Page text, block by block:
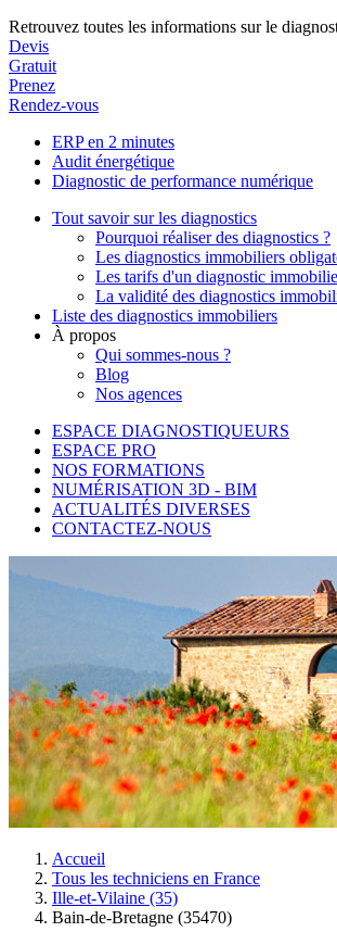
Retrouvez toutes les informations sur le
Devis
Gratuit
Prenez
Rendez-vous
ERP en 2 minutes
Audit énergétique
Diagnostic de performance numérique
Tout savoir sur les diagnostics
Pourquoi réaliser des diagnostics ?
Les diagnostics immobiliers
Les tarifs d'un diagnostic
La validité des diagnostics
Liste des diagnostics immobiliers
À propos
Qui sommes-nous ?
Blog
Nos agences
ESPACE DIAGNOSTIQUEURS
ESPACE PRO
NOS FORMATIONS
NUMÉRISATION 3D - BIM
ACTUALITÉS DIVERSES
CONTACTEZ-NOUS
Accueil
Tous les techniciens en France
Ille-et-Vilaine (35)
Bain-de-Bretagne (35470)